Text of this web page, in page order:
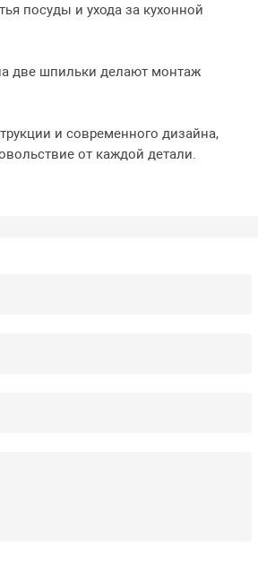
посуды и ухода за кухонной
две шпильки делают монтаж
и современного дизайна,
от каждой детали.